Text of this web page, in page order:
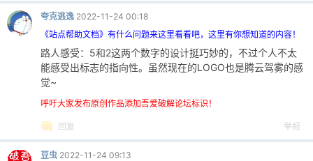
夸克逃逸 2022-11-24 00:18
《站点帮助文档》有什么问题来这里看看吧，这里有你想知道的内容！
路人感受：5和2这两个数字的设计挺巧妙的，不过个人不太
能感受出标志的指向性。虽然现在的LOGO也是腾云驾雾的感
觉~
呼吁大家发布原创作品添加吾爱破解论坛标识！
回复 举报
豆虫 2022-11-24 09:13